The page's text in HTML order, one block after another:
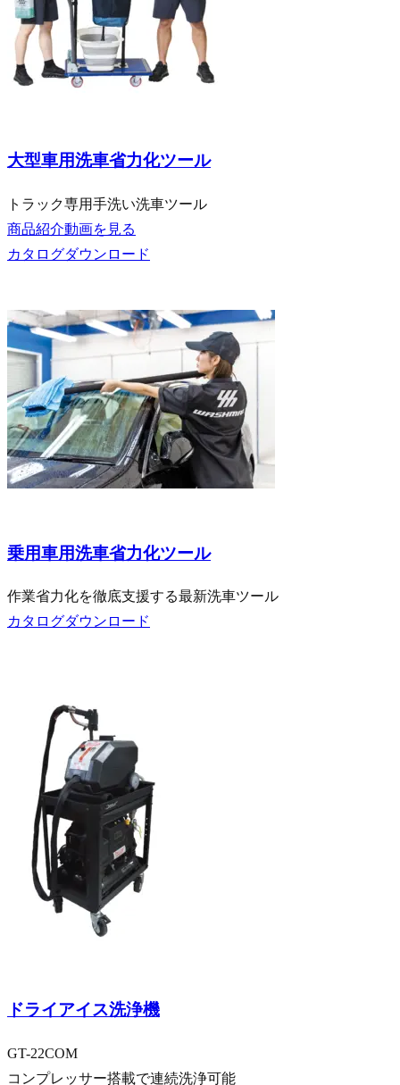
大型車用洗車省力化ツール
トラック専用手洗い洗車ツール
商品紹介動画を見る
カタログダウンロード
乗用車用洗車省力化ツール
作業省力化を徹底支援する最新洗車ツール
カタログダウンロード
ドライアイス洗浄機
GT-22COM
コンプレッサー搭載で連続洗浄可能